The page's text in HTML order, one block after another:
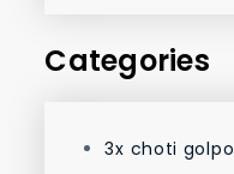
Categories
3x choti golpo